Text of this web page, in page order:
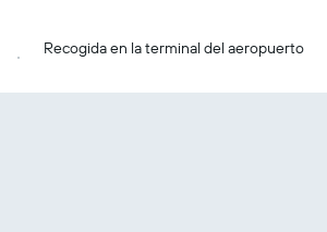
Recogida en la terminal del aeropuerto